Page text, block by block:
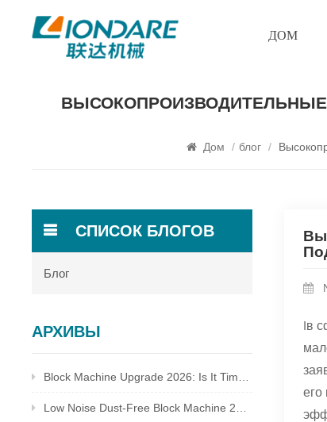
ДОМ
Дом / блог /
Iв
его
СПИСОК БЛОГОВ
Блог
АРХИВЫ
Block Machine Upgrade 2026: Is It Time to Replace Your Old Brick Plant?
Low Noise Dust-Free Block Machine 2026: Meet Global Environmental Inspection Standards